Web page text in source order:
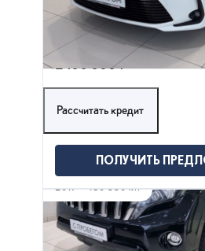
1.2 л (116 л.с.), Вариатор,
привод
2 100 000 ₽
Рассчитать кредит
ПОЛУЧИТЬ
2017·180 550 км
TOYOTA LAND
2.8 л (177 л.с.), АКПП,